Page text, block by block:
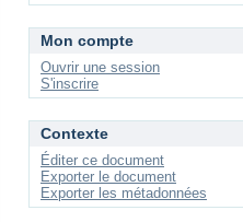
Mon compte
Ouvrir une session
S'inscrire
Contexte
Éditer ce document
Exporter le document
Exporter les métadonnées